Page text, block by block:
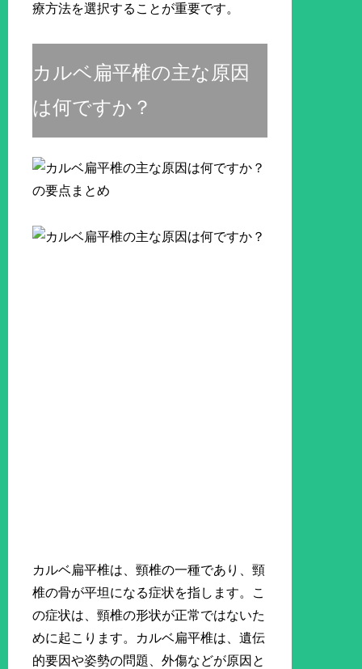
療方法を選択することが重要です。
カルベ扁平椎の主な原因
は何ですか？
カルベ扁平椎は、頸椎の一種であり、頸
椎の骨が平坦になる症状を指します。こ
の症状は、頸椎の形状が正常ではないた
めに起こります。カルベ扁平椎は、遺伝
的要因や姿勢の問題、外傷などが原因と